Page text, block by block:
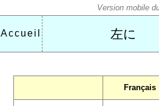
Accueil 左に
Français